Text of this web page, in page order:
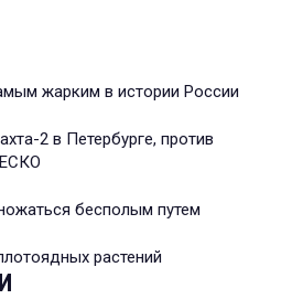
жарким в истории России
2 в Петербурге, против
бесполым путем
растений